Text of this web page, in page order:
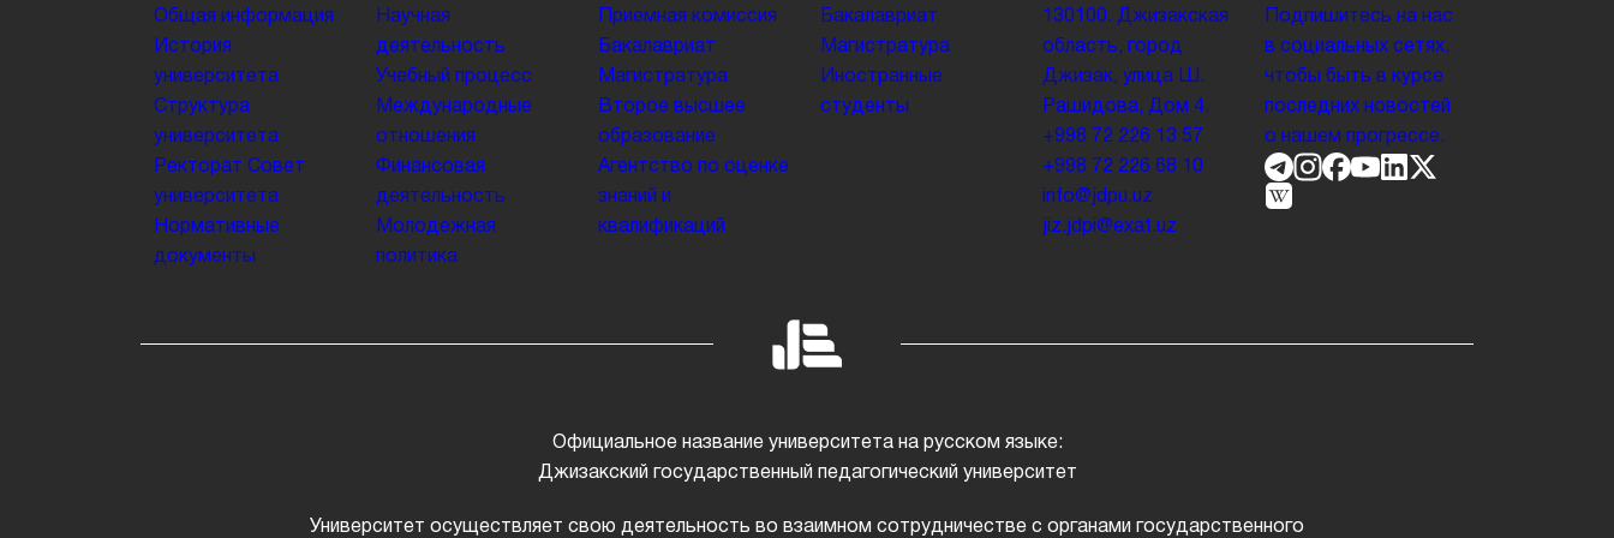
Общая информация
История
университета
Структура
университета
Ректорат Совет
университета
Нормативные
документы
Научная
деятельность
Учебный процесс
Международные
отношения
Финансовая
деятельность
Молодежная
политика
Приемная комиссия
Бакалавриат
Магистратура
Второе высшее
образование
Агентство по оценке
знаний и
квалификаций
Бакалавриат
Магистратура
Иностранные
студенты
130100. Джизакская
область, город
Джизак, улица Ш.
Рашидова, Дом 4.
+998 72 226 13 57
+998 72 226 68 10
info@jdpu.uz
jiz.jdpi@exat.uz
Подпишитесь на нас
в социальных сетях,
чтобы быть в курсе
последних новостей
о нашем прогрессе.
Официальное название университета на русском языке:
Джизакский государственный педагогический университет
Университет осуществляет свою деятельность во взаимном сотрудничестве с органами государственного